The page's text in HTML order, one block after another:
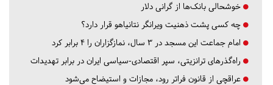
خوشحالی بانک‌ها از گرانی دلار
چه کسی پشت ذهنیت ویرانگر نتانیاهو قرار دارد؟
امام جماعت این مسجد در ۳ سال، نمازگزاران را ۴ برابر کرد
راه‌گذرهای ترانزیتی، سپر اقتصادی-سیاسی ایران در برابر تهدیدات
عراقچی از قانون فراتر رود، مجازات و استیضاح می‌شود